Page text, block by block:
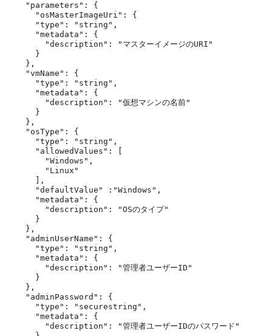
    "parameters": {
      "osMasterImageUri": {
      "type": "string",
      "metadata": {
        "description": "マスターイメージのURI"
      }
    },
    "vmName": {
      "type": "string",
      "metadata": {
        "description": "仮想マシンの名前"
      }
    },
    "osType": {
      "type": "string",
      "allowedValues": [
        "Windows",
        "Linux"
      ],
      "defaultValue" :"Windows",
      "metadata": {
        "description": "OSのタイプ"
      }
    },
    "adminUserName": {
      "type": "string",
      "metadata": {
        "description": "管理者ユーザーID"
      }
    },
    "adminPassword": {
      "type": "securestring",
      "metadata": {
        "description": "管理者ユーザーIDのパスワード"